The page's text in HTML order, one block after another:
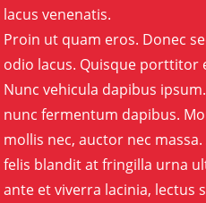
lacus venenatis.
Proin ut quam eros. Donec
odio lacus. Quisque porttitor
Nunc vehicula dapibus
nunc fermentum dapibus.
mollis nec, auctor nec
felis blandit at fringilla urna
ante et viverra lacinia, lectus